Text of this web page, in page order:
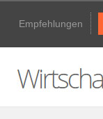
Empfehlungen